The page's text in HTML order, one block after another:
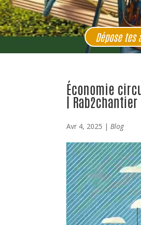
Dépose tes
Économie
| Rab2chantier
Avr 4, 2025 |Blog